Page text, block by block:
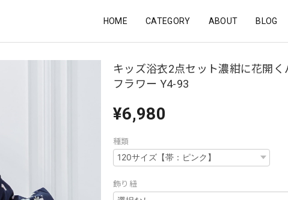
HOME CATEGORY ABOUT BLOG
キッズ浴衣2点セット濃紺に花開く
フラワー Y4-93
¥6,980
種類
飾り紐